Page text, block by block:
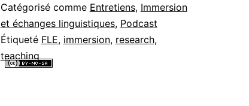
Catégorisé comme Entretiens, Immersion
et échanges linguistiques, Podcast
Étiqueté FLE, immersion, research,
teaching